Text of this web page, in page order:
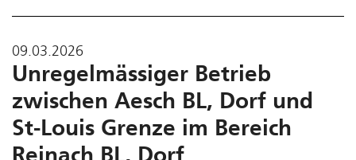
09.03.2026
Unregelmässiger Betrieb
zwischen Aesch BL, Dorf und
St-Louis Grenze im Bereich
Reinach BL, Dorf